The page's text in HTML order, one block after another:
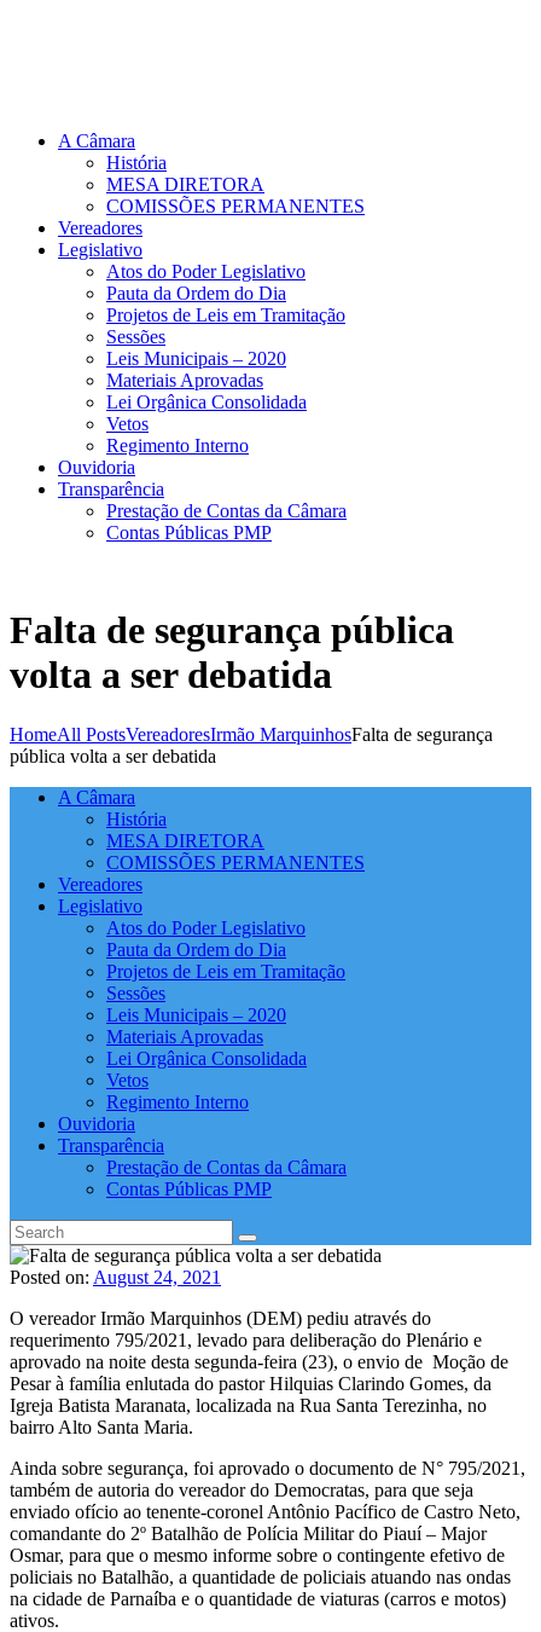
A Câmara
História
MESA DIRETORA
COMISSÕES PERMANENTES
Vereadores
Legislativo
Atos do Poder Legislativo
Pauta da Ordem do Dia
Projetos de Leis em Tramitação
Sessões
Leis Municipais – 2020
Materiais Aprovadas
Lei Orgânica Consolidada
Vetos
Regimento Interno
Ouvidoria
Transparência
Prestação de Contas da Câmara
Contas Públicas PMP
Falta de segurança pública
volta a ser debatida
HomeAll PostsVereadoresIrmão MarquinhosFalta de segurança
pública volta a ser debatida
A Câmara
História
MESA DIRETORA
COMISSÕES PERMANENTES
Vereadores
Legislativo
Atos do Poder Legislativo
Pauta da Ordem do Dia
Projetos de Leis em Tramitação
Sessões
Leis Municipais – 2020
Materiais Aprovadas
Lei Orgânica Consolidada
Vetos
Regimento Interno
Ouvidoria
Transparência
Prestação de Contas da Câmara
Contas Públicas PMP
Posted on: August 24, 2021
O vereador Irmão Marquinhos (DEM) pediu através do
requerimento 795/2021, levado para deliberação do Plenário e
aprovado na noite desta segunda-feira (23), o envio de Moção de
Pesar à família enlutada do pastor Hilquias Clarindo Gomes, da
Igreja Batista Maranata, localizada na Rua Santa Terezinha, no
bairro Alto Santa Maria.
Ainda sobre segurança, foi aprovado o documento de N° 795/2021,
também de autoria do vereador do Democratas, para que seja
enviado ofício ao tenente-coronel Antônio Pacífico de Castro Neto,
comandante do 2º Batalhão de Polícia Militar do Piauí – Major
Osmar, para que o mesmo informe sobre o contingente efetivo de
policiais no Batalhão, a quantidade de policiais atuando nas ondas
na cidade de Parnaíba e o quantidade de viaturas (carros e motos)
ativos.